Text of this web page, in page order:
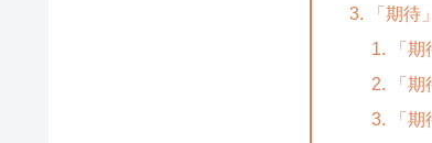
「期待
「
「
「